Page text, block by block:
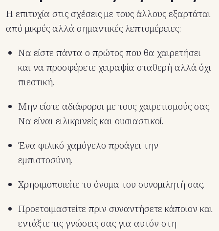
Η επιτυχία στις σχέσεις με τους άλλους εξαρτάται
από μικρές αλλά σημαντικές λεπτομέρειες:
Να είστε πάντα ο πρώτος που θα χαιρετήσει
και να προσφέρετε χειραψία σταθερή αλλά όχι
πιεστική.
Μην είστε αδιάφοροι με τους χαιρετισμούς σας.
Να είναι ειλικρινείς και ουσιαστικοί.
Ένα φιλικό χαμόγελο προάγει την
εμπιστοσύνη.
Χρησιμοποιείτε το όνομα του συνομιλητή σας.
Προετοιμαστείτε πριν συναντήσετε κάποιον και
εντάξτε τις γνώσεις σας για αυτόν στη